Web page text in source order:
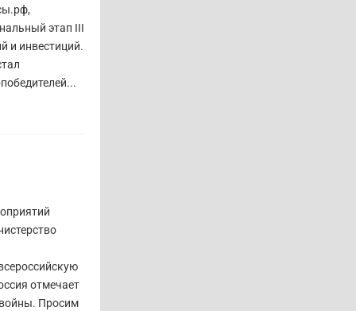
этап III
и инвестиций.
отмечает
Просим